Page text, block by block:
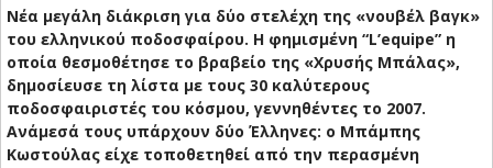
Νέα μεγάλη διάκριση για δύο στελέχη της «νουβέλ βαγκ»
του ελληνικού ποδοσφαίρου. Η φημισμένη “L’equipe” η
οποία θεσμοθέτησε το βραβείο της «Χρυσής Μπάλας»,
δημοσίευσε τη λίστα με τους 30 καλύτερους
ποδοσφαιριστές του κόσμου, γεννηθέντες το 2007.
Ανάμεσά τους υπάρχουν δύο Έλληνες: ο Μπάμπης
Κωστούλας είχε τοποθετηθεί από την περασμένη